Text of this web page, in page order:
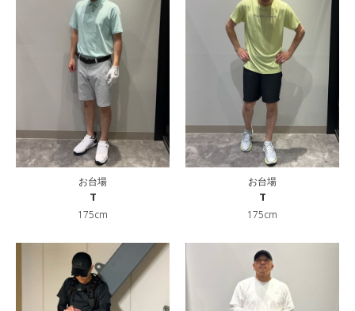
お台場
T
175cm
お台場
T
175cm